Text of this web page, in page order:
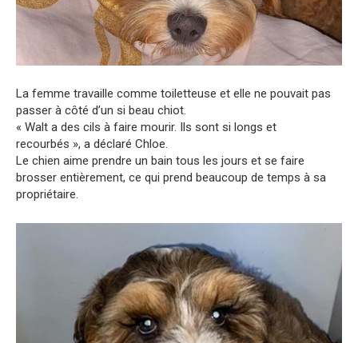
La femme travaille comme toiletteuse et elle ne pouvait pas
passer à côté d’un si beau chiot.
« Walt a des cils à faire mourir. Ils sont si longs et
recourbés », a déclaré Chloe.
Le chien aime prendre un bain tous les jours et se faire
brosser entièrement, ce qui prend beaucoup de temps à sa
propriétaire.